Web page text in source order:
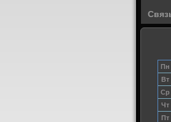
Пн
Вт
Ср
Чт
Пт